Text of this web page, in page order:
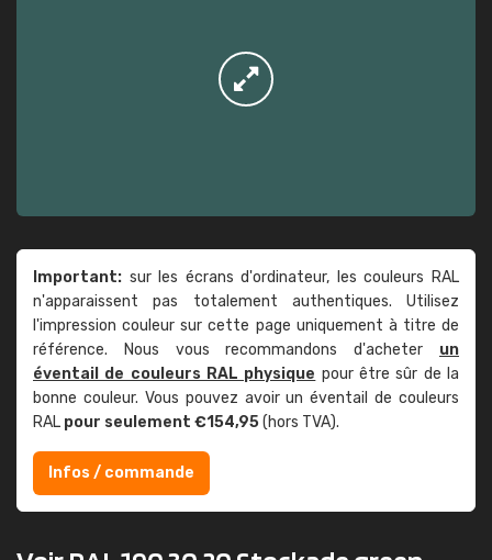
Important: sur les écrans d'ordinateur, les couleurs RAL
n'apparaissent pas totalement authentiques. Utilisez
l'impression couleur sur cette page uniquement à titre de
référence. Nous vous recommandons d'acheter un
éventail de couleurs RAL physique pour être sûr de la
bonne couleur. Vous pouvez avoir un éventail de couleurs
RAL pour seulement €154,95(hors TVA).
Infos / commande